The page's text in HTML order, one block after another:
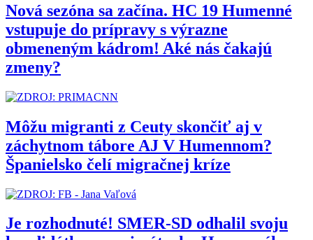
Nová sezóna sa začína. HC 19 Humenné
vstupuje do prípravy s výrazne
obmeneným kádrom! Aké nás čakajú
zmeny?
Môžu migranti z Ceuty skončiť aj v
záchytnom tábore AJ V Humennom?
Španielsko čelí migračnej kríze
Je rozhodnuté! SMER-SD odhalil svoju